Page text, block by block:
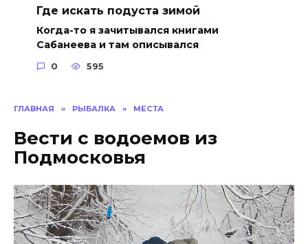
ГЛАВНАЯ » РЫБАЛКА » МЕСТА
Вести с водоемов из
Подмосковья
Где искать подуста зимой
Когда-то я зачитывался книгами
Сабанеева и там описывался
0 595